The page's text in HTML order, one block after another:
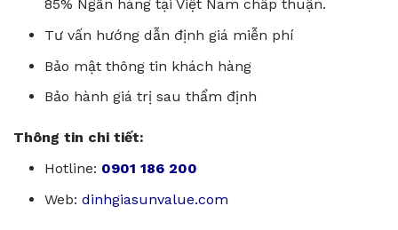
85% Ngân hàng tại Việt Nam chấp thuận.
Tư vấn hướng dẫn định giá miễn phí
Bảo mật thông tin khách hàng
Bảo hành giá trị sau thẩm định
Thông tin chi tiết:
Hotline: 0901 186 200
Web: dinhgiasunvalue.com